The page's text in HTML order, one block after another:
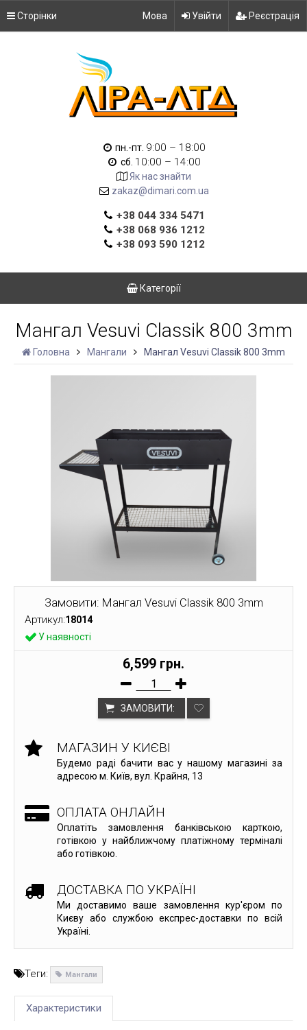
Сторінки Мова Увійти Реєстрація
пн.-пт. 9:00 – 18:00
сб. 10:00 – 14:00
Як нас знайти
zakaz@dimari.com.ua
+38 044 334 5471
+38 068 936 1212
+38 093 590 1212
Категорії
Мангал Vesuvi Classik 800 3mm
Головна Мангали Мангал Vesuvi Classik 800 3mm
Замовити: Мангал Vesuvi Classik 800 3mm
Артикул:18014
У наявності
6,599 грн.
ЗАМОВИТИ:
МАГАЗИН У КИЄВІ
Будемо раді бачити вас у нашому магазині за
адресою м. Київ, вул. Крайня, 13
ОПЛАТА ОНЛАЙН
Оплатіть замовлення банківською карткою,
готівкою у найближчому платіжному терміналі
або готівкою.
ДОСТАВКА ПО УКРАЇНІ
Ми доставимо ваше замовлення кур'єром по
Києву або службою експрес-доставки по всій
Україні.
Теги: Мангали
Характеристики